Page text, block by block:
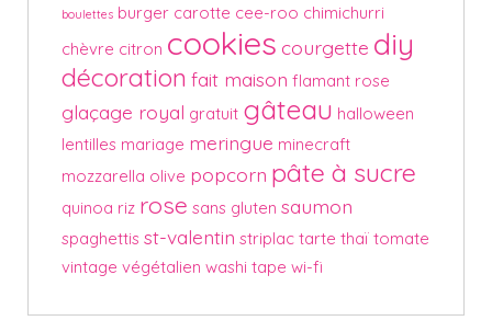
boulettes burger carotte cee-roo chimichurri
chèvre citron cookies courgette diy
décoration fait maison flamant rose
glaçage royal gratuit gâteau halloween
lentilles mariage meringue minecraft
mozzarella olive popcorn pâte à sucre
quinoa riz rose sans gluten saumon
spaghettis st-valentin striplac tarte thaï tomate
vintage végétalien washi tape wi-fi